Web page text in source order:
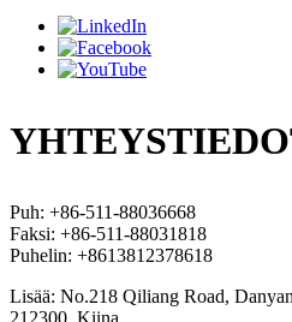
Puh: +86-511-88036668
Faksi: +86-511-88031818
Puhelin: +8613812378618
Lisää: No.218 Qiliang Road,